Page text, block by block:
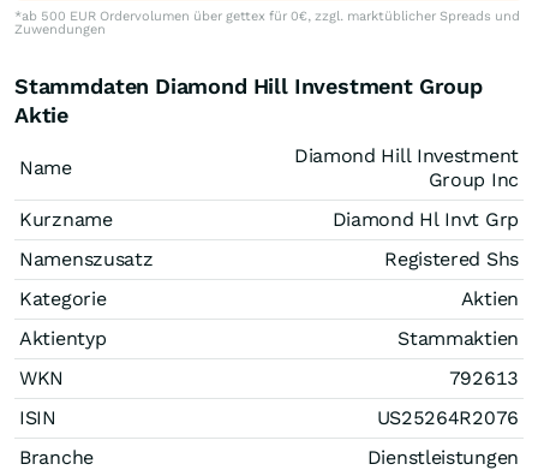
*ab 500 EUR Ordervolumen über gettex für 0€, zzgl. marktüblicher Spreads und
Zuwendungen
Stammdaten Diamond Hill Investment Group
Aktie
Name
Diamond Hill Investment
Group Inc
Kurzname
Diamond Hl Invt Grp
Namenszusatz
Registered Shs
Kategorie
Aktien
Aktientyp
Stammaktien
WKN
792613
ISIN
US25264R2076
Branche
Dienstleistungen